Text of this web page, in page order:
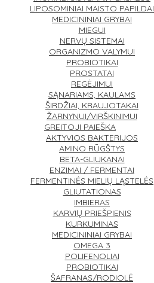
LIPOSOMINIAI MAISTO PAPILDAI
MEDICININIAI GRYBAI
MIEGUI
NERVŲ SISTEMAI
ORGANIZMO VALYMUI
PROBIOTIKAI
PROSTATAI
REGĖJIMUI
SĄNARIAMS, KAULAMS
ŠIRDŽIAI, KRAUJOTAKAI
ŽARNYNUI/VIRŠKINIMUI
GREITOJI PAIEŠKA
AKTYVIOS BAKTERIJOS
AMINO RŪGŠTYS
BETA-GLIUKANAI
ENZIMAI / FERMENTAI
FERMENTINĖS MIELIŲ LĄSTELĖS
GLIUTATIONAS
IMBIERAS
KARVIŲ PRIEŠPIENIS
KURKUMINAS
MEDICININIAI GRYBAI
OMEGA 3
POLIFENOLIAI
PROBIOTIKAI
ŠAFRANAS/RODIOLĖ